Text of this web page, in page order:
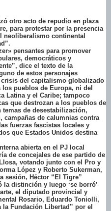
otro acto de repudio en plaza
para protestar por la presencia
neoliberalismo continental
pensantes para promover
democráticos y
dice el texto de la
de estos personajes
del capitalismo globalizado
pueblos de Europa, ni del
Latina y el Caribe; tampoco
que destrozan a los pueblos de
de desestabilización,
campañas de calumnias contra
fuerzas fascistas locales y
que Estados Unidos destina
abierta en el PJ local
de concejales de ese partido de
votando junto con el Pro y
López y Roberto Sukerman,
sesión, Héctor “El Tigre”
la distinción y luego ‘se borró’
el diputado provincial y
Rosario, Eduardo Toniolli,
Fundación Libertad” por el